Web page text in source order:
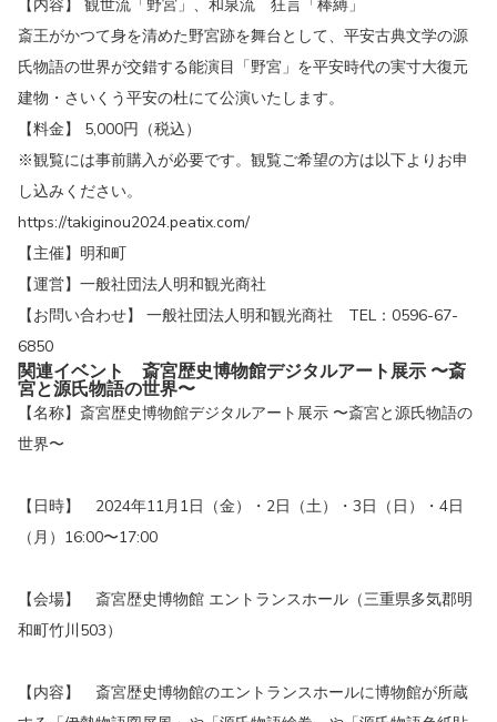
【内容】 観世流「野宮」、和泉流 狂言「棒縛」
斎王がかつて身を清めた野宮跡を舞台として、平安古典文学の源
氏物語の世界が交錯する能演目「野宮」を平安時代の実寸大復元
建物・さいくう平安の杜にて公演いたします。
【料金】 5,000円（税込）
※観覧には事前購入が必要です。観覧ご希望の方は以下よりお申
し込みください。
https://takiginou2024.peatix.com/
【主催】明和町
【運営】一般社団法人明和観光商社
【お問い合わせ】 一般社団法人明和観光商社 TEL：0596-67-
6850
関連イベント斎宮歴史博物館デジタルアート展示 〜斎
宮と源氏物語の世界〜
【名称】斎宮歴史博物館デジタルアート展示 〜斎宮と源氏物語の
世界〜
【日時】 2024年11月1日（金）・2日（土）・3日（日）・4日
（月）16:00〜17:00
【会場】 斎宮歴史博物館 エントランスホール（三重県多気郡明
和町竹川503）
【内容】 斎宮歴史博物館のエントランスホールに博物館が所蔵